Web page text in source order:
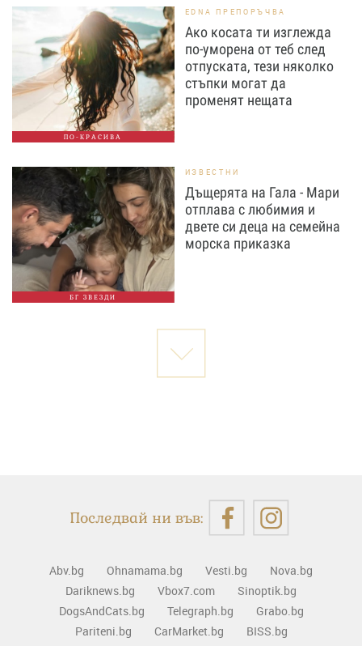
ПО-КРАСИВА
EDNA ПРЕПОРЪЧВА
Ако косата ти изглежда
по-уморена от теб след
отпуската, тези няколко
стъпки могат да
променят нещата
БГ ЗВЕЗДИ
ИЗВЕСТНИ
Дъщерята на Гала - Мари
отплава с любимия и
двете си деца на семейна
морска приказка
Последвай ни във:
Abv.bg Ohnamama.bg Vesti.bg
Nova.bg
Dariknews.bg
Vbox7.com
Sinoptik.bg
DogsAndCats.bg
Telegraph.bg
Grabo.bg
Pariteni.bg
CarMarket.bg BISS.bg